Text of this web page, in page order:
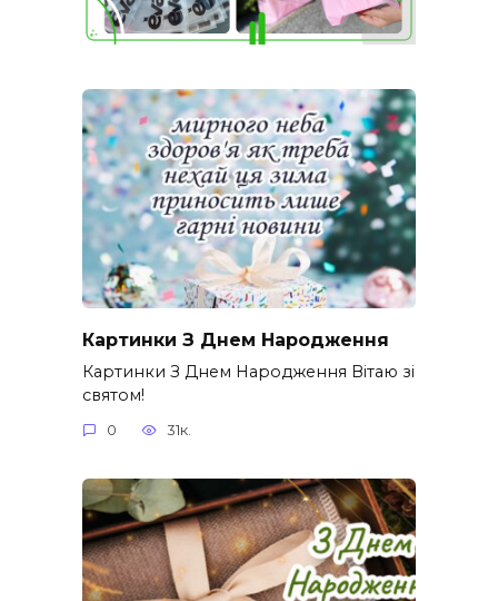
Картинки З Днем Народження
Картинки З Днем Народження Вітаю зі
святом!
0 31к.